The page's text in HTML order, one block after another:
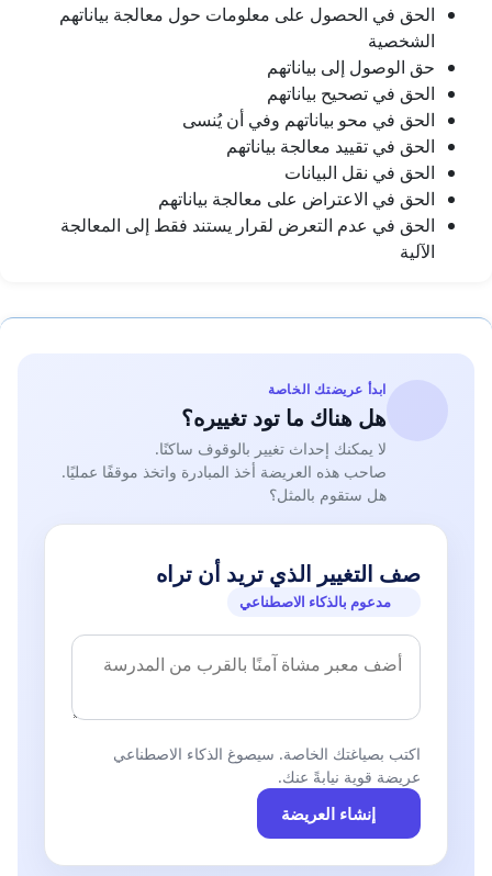
الحق في الحصول على معلومات حول معالجة بياناتهم
الشخصية
حق الوصول إلى بياناتهم
الحق في تصحيح بياناتهم
الحق في محو بياناتهم وفي أن يُنسى
الحق في تقييد معالجة بياناتهم
الحق في نقل البيانات
الحق في الاعتراض على معالجة بياناتهم
الحق في عدم التعرض لقرار يستند فقط إلى المعالجة
الآلية
ابدأ عريضتك الخاصة
هل هناك ما تود تغييره؟
لا يمكنك إحداث تغيير بالوقوف ساكنًا.
صاحب هذه العريضة أخذ المبادرة واتخذ موقفًا عمليًا.
هل ستقوم بالمثل؟
صف التغيير الذي تريد أن تراه
مدعوم بالذكاء الاصطناعي
اكتب بصياغتك الخاصة. سيصوغ الذكاء الاصطناعي
عريضة قوية نيابةً عنك.
إنشاء العريضة